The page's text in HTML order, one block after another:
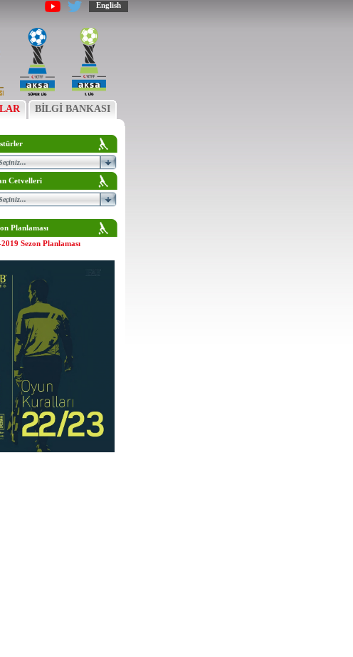
English
BİLGİ BANKASI
Cetvelleri
Planlaması
Sezon Planlaması